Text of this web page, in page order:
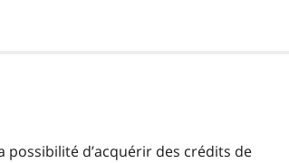
possibilité d’acquérir des crédits de